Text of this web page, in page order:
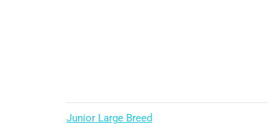
Junior Large Breed